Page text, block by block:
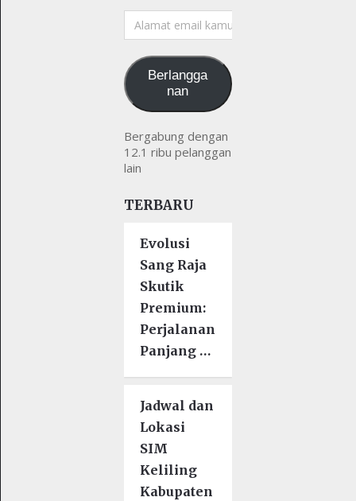
Alamat
email
Berlangga
nan
Bergabung dengan
12.1 ribu pelanggan
lain
TERBARU
Evolusi
Sang Raja
Skutik
Premium:
Perjalanan
Panjang …
Jadwal dan
Lokasi
SIM
Keliling
Kabupaten